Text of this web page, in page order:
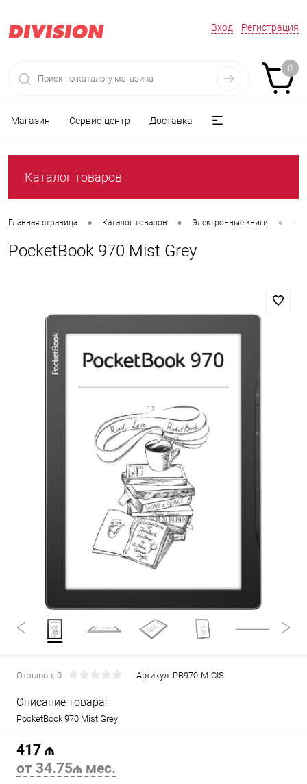
Вход Регистрация
0
Магазин Сервис-центр Доставка
Каталог товаров
Главная страница • Каталог товаров • Электронные книги •
PocketBook 970 Mist Grey
Отзывов: 0 Артикул: PB970-M-CIS
Описание товара:
PocketBook 970 Mist Grey
417 ₼
от 34.75₼ мес.